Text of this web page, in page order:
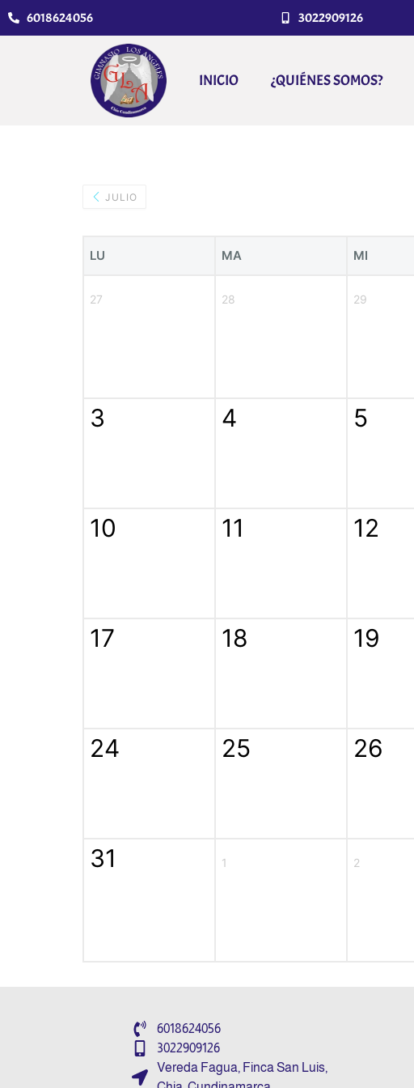
6018624056 3022909126
INICIO ¿QUIÉNES SOMOS?
JULIO
LU MA MI
27 28 29
3 4 5
10 11 12
17 18 19
24 25 26
31 1 2
6018624056
3022909126
Vereda Fagua, Finca San Luis,